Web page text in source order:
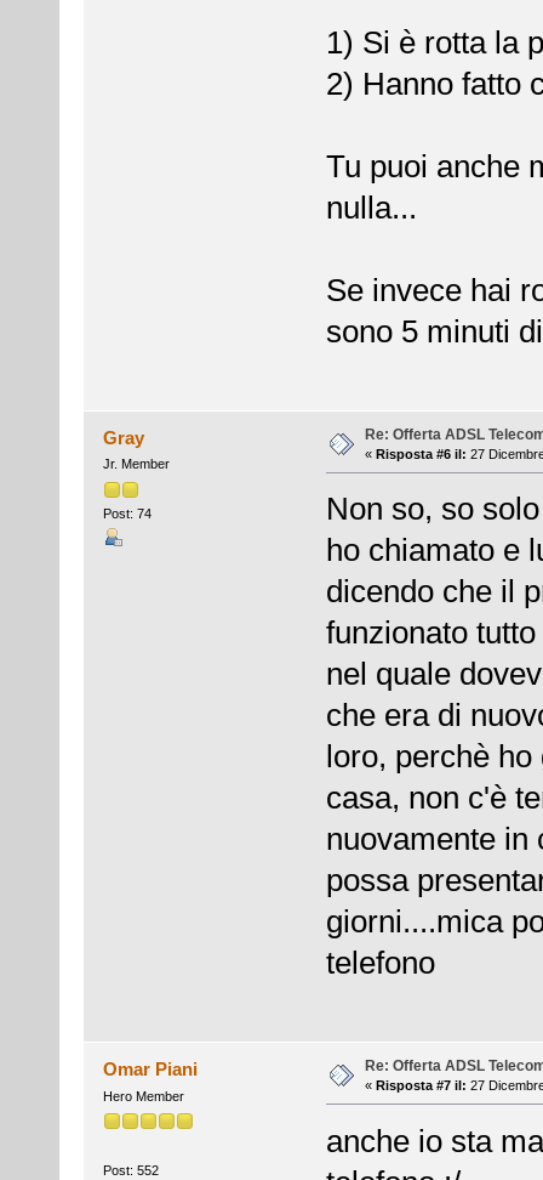
1) Si è rotta la
2) Hanno fatto
Tu puoi anche
nulla...
Se invece hai
sono 5 minuti
Gray
Jr. Member
Post: 74
Re: Offerta ADSL
« Risposta #6 il: 27
Non so, so
ho chiamato e
dicendo che il
funzionato
nel quale
che era di
loro, perchè
casa, non c'è
nuovamente in
possa
giorni....mica
telefono
Omar Piani
Hero Member
Post: 552
Re: Offerta ADSL
« Risposta #7 il: 27
anche io sta